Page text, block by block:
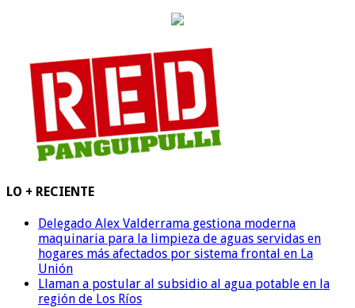
LO + RECIENTE
Delegado Alex Valderrama gestiona moderna
maquinaria para la limpieza de aguas servidas en
hogares más afectados por sistema frontal en La
Unión
Llaman a postular al subsidio al agua potable en la
región de Los Ríos